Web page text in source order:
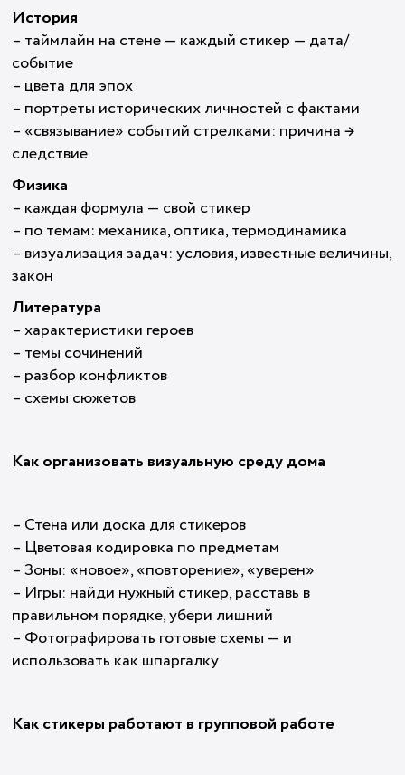
История
– таймлайн на стене — каждый стикер — дата/
событие
– цвета для эпох
– портреты исторических личностей с фактами
– «связывание» событий стрелками: причина →
следствие
Физика
– каждая формула — свой стикер
– по темам: механика, оптика, термодинамика
– визуализация задач: условия, известные величины,
закон
Литература
– характеристики героев
– темы сочинений
– разбор конфликтов
– схемы сюжетов
Как организовать визуальную среду дома
– Стена или доска для стикеров
– Цветовая кодировка по предметам
– Зоны: «новое», «повторение», «уверен»
– Игры: найди нужный стикер, расставь в
правильном порядке, убери лишний
– Фотографировать готовые схемы — и
использовать как шпаргалку
Как стикеры работают в групповой работе